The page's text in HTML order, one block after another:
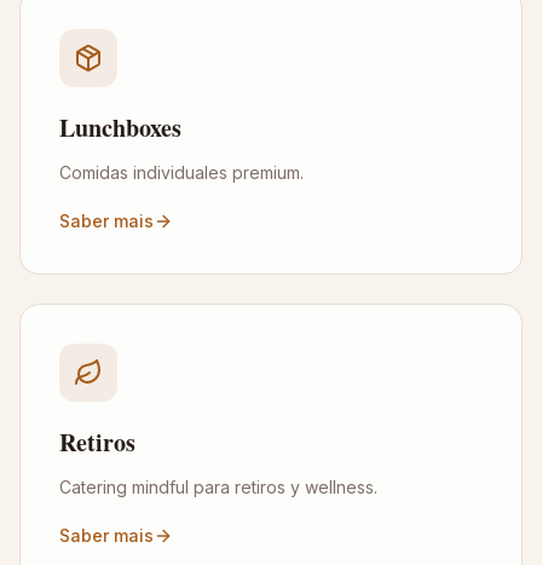
Lunchboxes
Comidas individuales premium.
Saber mais
Retiros
Catering mindful para retiros y wellness.
Saber mais